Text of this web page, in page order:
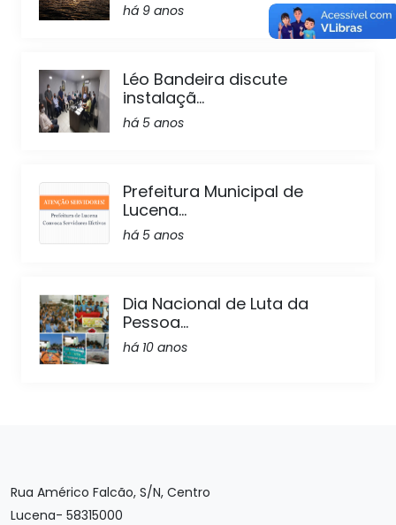
há 9 anos
Léo Bandeira discute
instalaçã...
há 5 anos
Prefeitura Municipal de
Lucena...
há 5 anos
Dia Nacional de Luta da
Pessoa...
há 10 anos
Rua Américo Falcão, S/N, Centro
Lucena- 58315000